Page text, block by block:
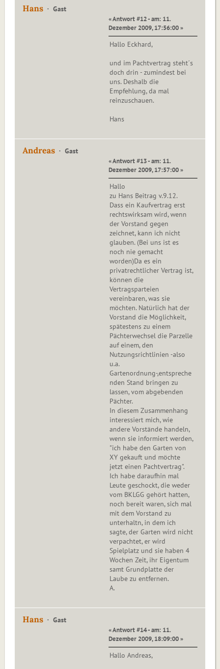
Hans Gast
« Antwort #12 - am: 11.
Dezember 2009, 17:56:00 »
Hallo Eckhard,
und im Pachtvertrag steht´s
doch drin - zumindest bei
uns. Deshalb die
Empfehlung, da mal
reinzuschauen.
Hans
Andreas Gast
« Antwort #13 - am: 11.
Dezember 2009, 17:57:00 »
Hallo
zu Hans Beitrag v.9.12.
Dass ein Kaufvertrag erst
rechtswirksam wird, wenn
der Vorstand gegen
zeichnet, kann ich nicht
glauben. (Bei uns ist es
noch nie gemacht
worden)Da es ein
privatrechtlicher Vertrag ist,
können die
Vertragsparteien
vereinbaren, was sie
möchten. Natürlich hat der
Vorstand die Möglichkeit,
spätestens zu einem
Pächterwechsel die Parzelle
auf einem, den
Nutzungsrichtlinien -also
u.a.
Gartenordnung-,entspreche
nden Stand bringen zu
lassen, vom abgebenden
Pächter.
In diesem Zusammenhang
interessiert mich, wie
andere Vorstände handeln,
wenn sie informiert werden,
"ich habe den Garten von
XY gekauft und möchte
jetzt einen Pachtvertrag".
Ich habe daraufhin mal
Leute geschockt, die weder
vom BKLGG gehört hatten,
noch bereit waren, sich mal
mit dem Vorstand zu
unterhaltn, in dem ich
sagte, der Garten wird nicht
verpachtet, er wird
Spielplatz und sie haben 4
Wochen Zeit, ihr Eigentum
samt Grundplatte der
Laube zu entfernen.
A.
Hans Gast
« Antwort #14 - am: 11.
Dezember 2009, 18:09:00 »
Hallo Andreas,